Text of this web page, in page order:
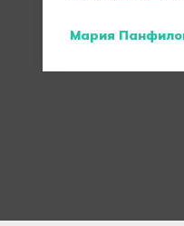
Posted
Мария